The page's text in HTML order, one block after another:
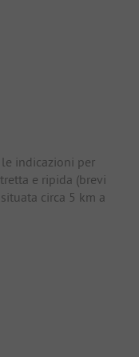
le indicazioni per
e ripida (brevi
circa 5 km a